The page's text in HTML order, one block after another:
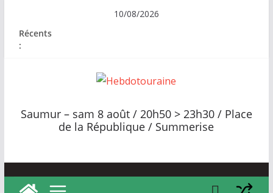
contenu
10/08/2026
Récents
:
e
b
o
t
Saumur – sam 8 août / 20h50 > 23h30 / Place
de la République / Summerise